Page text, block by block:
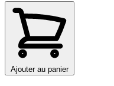
Ajouter au panier